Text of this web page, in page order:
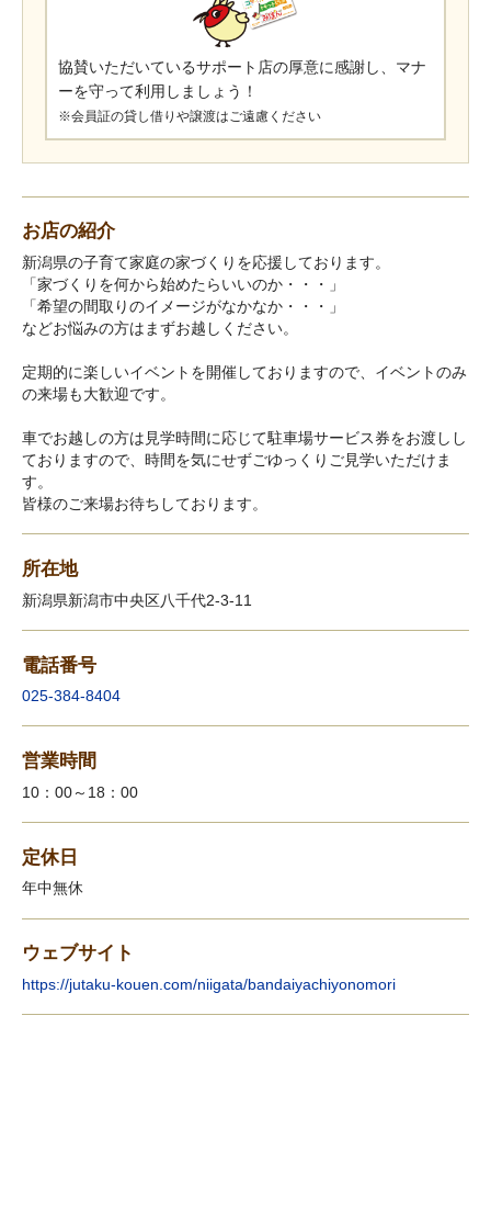
協賛いただいているサポート店の厚意に感謝し、マナ
ーを守って利用しましょう！
※会員証の貸し借りや譲渡はご遠慮ください
お店の紹介
新潟県の子育て家庭の家づくりを応援しております。
「家づくりを何から始めたらいいのか・・・」
「希望の間取りのイメージがなかなか・・・」
などお悩みの方はまずお越しください。
定期的に楽しいイベントを開催しておりますので、イベントのみ
の来場も大歓迎です。
車でお越しの方は見学時間に応じて駐車場サービス券をお渡しし
ておりますので、時間を気にせずごゆっくりご見学いただけま
す。
皆様のご来場お待ちしております。
所在地
新潟県新潟市中央区八千代2-3-11
電話番号
025-384-8404
営業時間
10：00～18：00
定休日
年中無休
ウェブサイト
https://jutaku-kouen.com/niigata/bandaiyachiyonomori